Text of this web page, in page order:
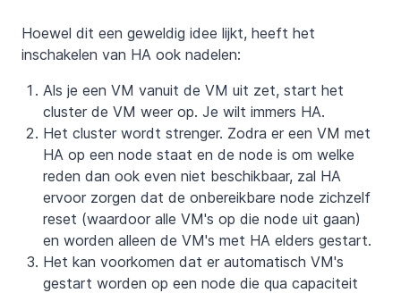
Hoewel dit een geweldig idee lijkt, heeft het
inschakelen van HA ook nadelen:
Als je een VM vanuit de VM uit zet, start het
cluster de VM weer op. Je wilt immers HA.
Het cluster wordt strenger. Zodra er een VM met
HA op een node staat en de node is om welke
reden dan ook even niet beschikbaar, zal HA
ervoor zorgen dat de onbereikbare node zichzelf
reset (waardoor alle VM's op die node uit gaan)
en worden alleen de VM's met HA elders gestart.
Het kan voorkomen dat er automatisch VM's
gestart worden op een node die qua capaciteit